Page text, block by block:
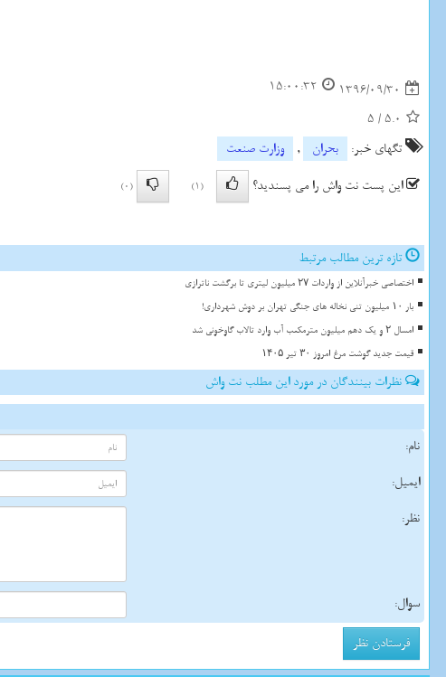
1396/09/30
15:00:32
5.0
/
5
تگهای خبر:
بحران ,
وزارت صنعت
این پست نت واش را می پسندید؟
(1)
(0)
تازه ترین مطالب مرتبط
اختصاصی خبرآنلاین از واردات ۲۷ میلیون لیتری تا برگشت ناترازی
بار ۱۰ میلیون تنی نخاله های جنگی تهران بر دوش شهرداری!
امسال ۲ و یک دهم میلیون مترمکعب آب وارد تالاب گاوخونی شد
قیمت جدید گوشت مرغ امروز ۳۰ تیر ۱۴۰۵
نظرات بینندگان در مورد این مطلب نت واش
نام:
ایمیل:
نظر:
سوال: